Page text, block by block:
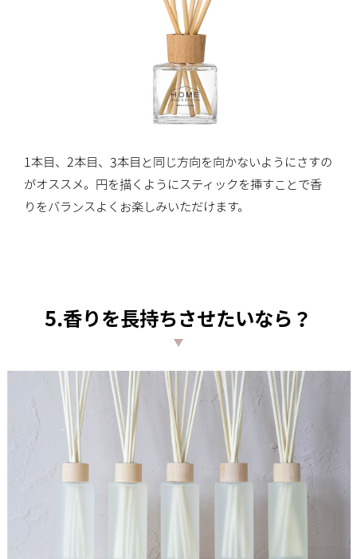
1本目、2本目、3本目と同じ方向を向かないようにさすの
がオススメ。円を描くようにスティックを挿すことで香
りをバランスよくお楽しみいただけます。
5.香りを長持ちさせたいなら？